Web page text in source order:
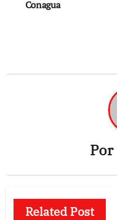
Conagua
Por
Related Post